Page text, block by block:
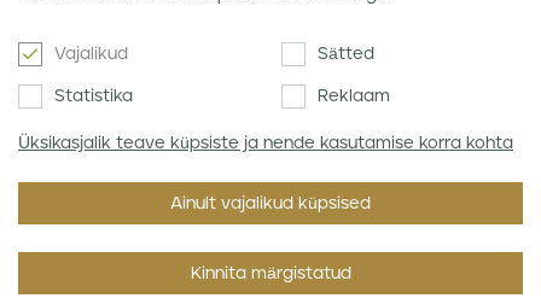
Uudiskiri
Vajalikud Sätted
Statistika Reklaam
Üksikasjalik teave küpsiste ja nende kasutamise korra kohta
Ainult vajalikud küpsised
Kinnita märgistatud